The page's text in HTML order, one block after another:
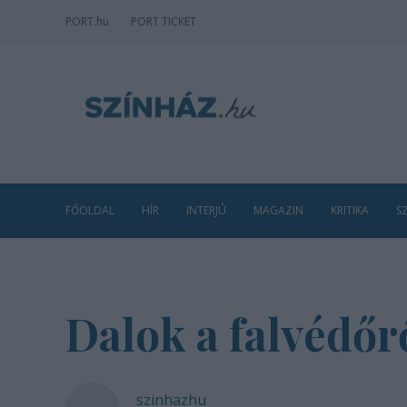
PORT.hu PORT TICKET
FŐOLDAL HÍR INTERJÚ MAGAZIN KRITIKA
Dalok a
szinhazhu